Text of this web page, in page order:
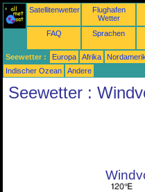
Satellitenwetter
Flughafen
Wetter
FAQ Sprachen
Seewetter : Europa Afrika
Indischer Ozean
Andere
Seewetter :